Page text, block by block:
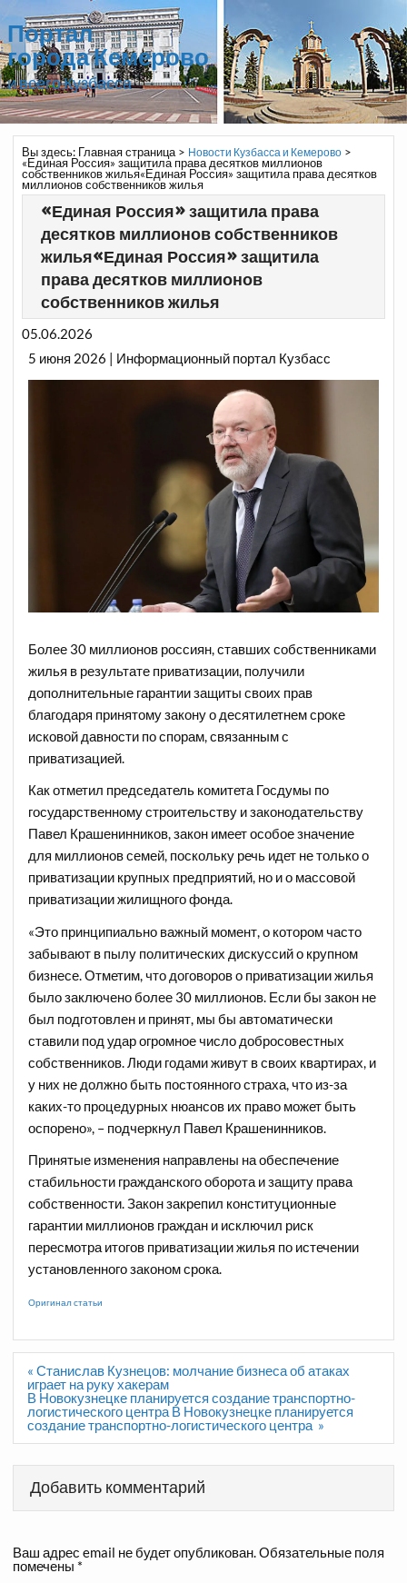
Портал
города Кемерово
и всего Кузбасса
Вы здесь: Главная страница> Новости Кузбасса и Кемерово>
«Единая Россия» защитила права десятков миллионов
собственников жилья«Единая Россия» защитила права десятков
миллионов собственников жилья
«Единая Россия» защитила права
десятков миллионов собственников
жилья«Единая Россия» защитила
права десятков миллионов
собственников жилья
05.06.2026
5 июня 2026 | Информационный портал Кузбасс
Более 30 миллионов россиян, ставших собственниками
жилья в результате приватизации, получили
дополнительные гарантии защиты своих прав
благодаря принятому закону о десятилетнем сроке
исковой давности по спорам, связанным с
приватизацией.
Как отметил председатель комитета Госдумы по
государственному строительству и законодательству
Павел Крашенинников, закон имеет особое значение
для миллионов семей, поскольку речь идет не только о
приватизации крупных предприятий, но и о массовой
приватизации жилищного фонда.
«Это принципиально важный момент, о котором часто
забывают в пылу политических дискуссий о крупном
бизнесе. Отметим, что договоров о приватизации жилья
было заключено более 30 миллионов. Если бы закон не
был подготовлен и принят, мы бы автоматически
ставили под удар огромное число добросовестных
собственников. Люди годами живут в своих квартирах, и
у них не должно быть постоянного страха, что из-за
каких-то процедурных нюансов их право может быть
оспорено», – подчеркнул Павел Крашенинников.
Принятые изменения направлены на обеспечение
стабильности гражданского оборота и защиту права
собственности. Закон закрепил конституционные
гарантии миллионов граждан и исключил риск
пересмотра итогов приватизации жилья по истечении
установленного законом срока.
Оригинал статьи
Навигация
по
записям
« Станислав Кузнецов: молчание бизнеса об атаках
играет на руку хакерам
В Новокузнецке планируется создание транспортно-
логистического центра В Новокузнецке планируется
создание транспортно-логистического центра »
Добавить комментарий
Ваш адрес email не будет опубликован. Обязательные поля
помечены *